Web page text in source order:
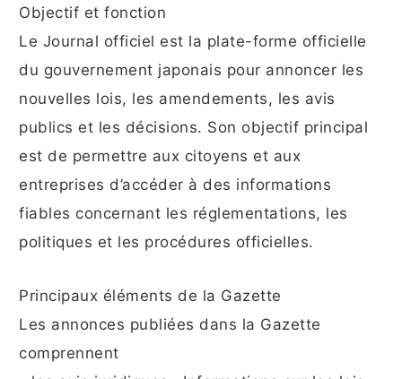
Objectif et fonction
Le Journal officiel est la plate-forme officielle
du gouvernement japonais pour annoncer les
nouvelles lois, les amendements, les avis
publics et les décisions. Son objectif principal
est de permettre aux citoyens et aux
entreprises d’accéder à des informations
fiables concernant les réglementations, les
politiques et les procédures officielles.
Principaux éléments de la Gazette
Les annonces publiées dans la Gazette
comprennent